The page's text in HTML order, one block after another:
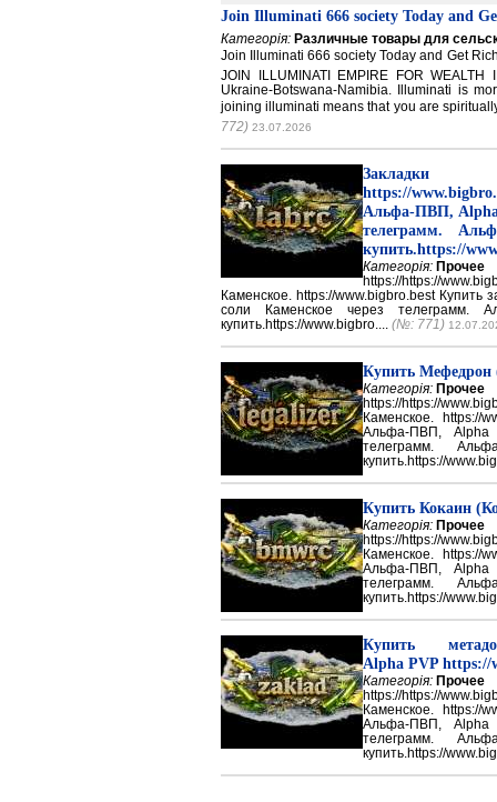
Join Illuminati 666 society Today and
Категорія: Различные товары для
Join Illuminati 666 society Today and Get
JOIN ILLUMINATI EMPIRE FOR WEALTH
Ukraine-Botswana-Namibia. Illuminati is
joining illuminati means that you are
772) 23.07.2026
Закладки
https://
Альфа-ПВП, Alpha
телеграмм.
купить.https://
Категорія: Прочее
https://https://
Каменское. https://www.bigbro.best Купить
соли Каменское через телеграмм.
купить.https://www.bigbro.... (№: 771)
Купить
Категорія: Прочее
https://https://
Каменское. https://
Альфа-ПВП, Alpha
телеграмм.
купить.https://
Купить Кокаин
Категорія: Прочее
https://https://
Каменское. https://
Альфа-ПВП, Alpha
телеграмм.
купить.https://
Купить
Alpha PVP https://
Категорія: Прочее
https://https://
Каменское. https://
Альфа-ПВП, Alpha
телеграмм.
купить.https://